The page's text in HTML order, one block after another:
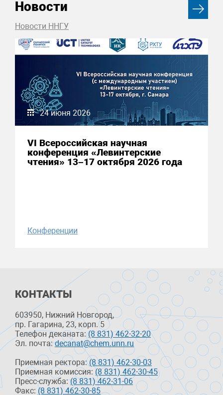
Новости
Новости ННГУ
24 июня 2026
VI Всероссийская научная
конференция «Левинтерские
чтения» 13–17 октября 2026 года
Конференции
КОНТАКТЫ
603950, Нижний Новгород,
пр. Гагарина, 23, корп. 5
Телефон деканата:(8 831) 462-32-20
Эл. почта:decanat@chem.unn.ru
Приемная ректора:(8 831) 462-30-03
Приемная комиссия: (8 831) 462-30-45
Пресс-служба:(8 831) 462-31-06
Факс: (8 831) 462-30-85